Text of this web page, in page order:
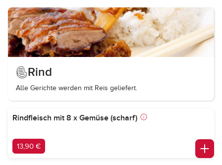
Rind
Alle Gerichte werden mit Reis geliefert.
Rindfleisch mit 8 x Gemüse (scharf)
13,90 €